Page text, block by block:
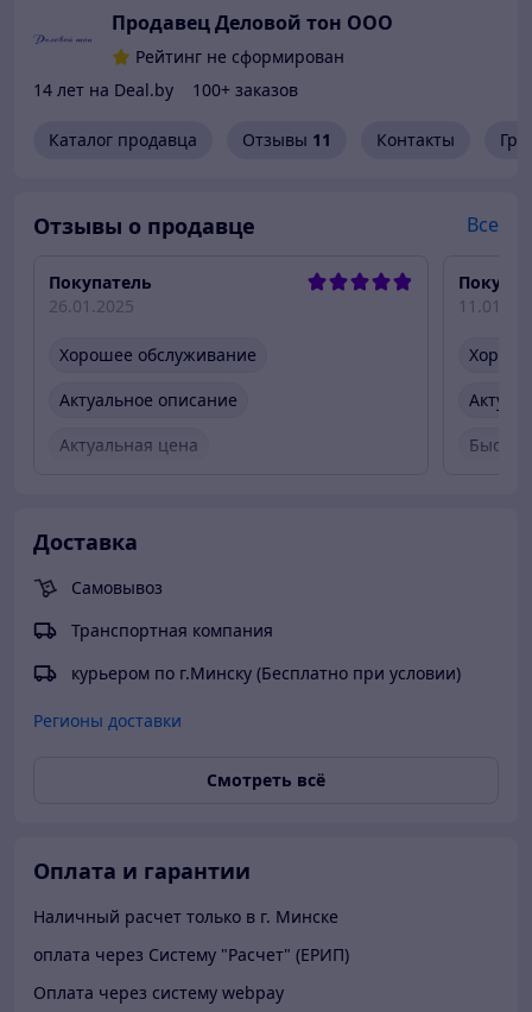
Продавец Деловой тон ООО
Рейтинг не сформирован
14 лет на Deal.by
100+ заказов
Каталог продавца Отзывы 11 Контакты
Отзывы о продавце Все
Покупатель
26.01.2025
Хорошее обслуживание
Актуальное описание
Актуальная цена
Доставка
Самовывоз
Транспортная компания
курьером по г.Минску (Бесплатно при условии)
Регионы доставки
Смотреть всё
Оплата и гарантии
Наличный расчет только в г. Минске
оплата через Систему "Расчет" (ЕРИП)
Оплата через систему webpay